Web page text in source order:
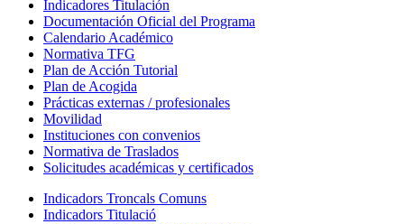
Indicadores Titulación
Documentación Oficial del Programa
Calendario Académico
Normativa TFG
Plan de Acción Tutorial
Plan de Acogida
Prácticas externas / profesionales
Movilidad
Instituciones con convenios
Normativa de Traslados
Solicitudes académicas y certificados
Indicadors Troncals Comuns
Indicadors Titulació